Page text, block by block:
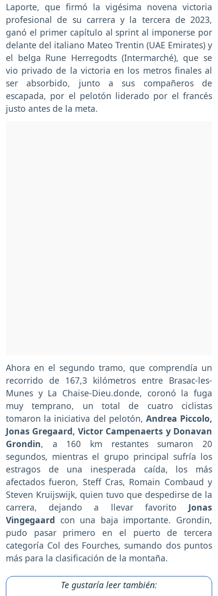
Laporte, que firmó la vigésima novena victoria
profesional de su carrera y la tercera de 2023,
ganó el primer capítulo al sprint al imponerse por
delante del italiano Mateo Trentin (UAE Emirates) y
el belga Rune Herregodts (Intermarché), que se
vio privado de la victoria en los metros finales al
ser absorbido, junto a sus compañeros de
escapada, por el pelotón liderado por el francés
justo antes de la meta.
Ahora en el segundo tramo, que comprendía un
recorrido de 167,3 kilómetros entre Brasac-les-
Munes y La Chaise-Dieu.donde, coronó la fuga
muy temprano, un total de cuatro ciclistas
tomaron la iniciativa del pelotón, Andrea Piccolo,
Jonas Gregaard, Victor Campenaerts y Donavan
Grondin, a 160 km restantes sumaron 20
segundos, mientras el grupo principal sufría los
estragos de una inesperada caída, los más
afectados fueron, Steff Cras, Romain Combaud y
Steven Kruijswijk, quien tuvo que despedirse de la
carrera, dejando a llevar favorito Jonas
Vingegaard con una baja importante. Grondin,
pudo pasar primero en el puerto de tercera
categoría Col des Fourches, sumando dos puntos
más para la clasificación de la montaña.
Te gustaría leer también: